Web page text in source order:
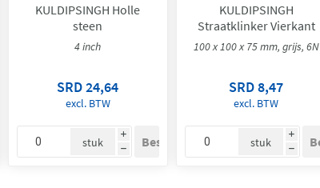
KULDIPSINGH Holle
steen
4 inch
SRD 24,64
excl. BTW
i
h
stuk
KULDIPSINGH
Straatklinker Vierkant
100 x 100 x 75 mm, grijs, 6N
SRD 8,47
excl. BTW
i
h
stuk